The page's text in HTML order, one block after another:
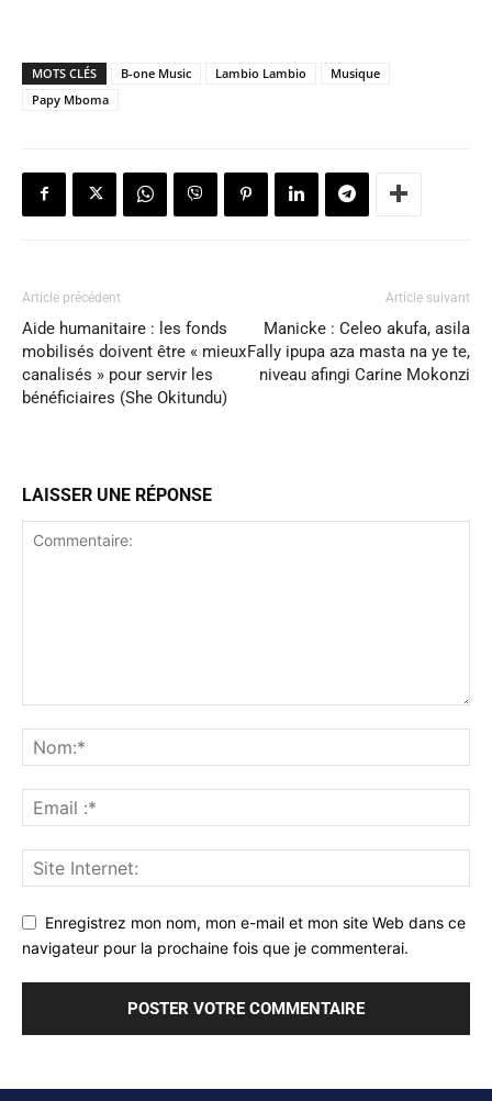
MOTS CLÉS B-one Music Lambio Lambio
Musique
Papy Mboma
Article précédent
Aide humanitaire : les fonds
mobilisés doivent être « mieux
canalisés » pour servir les
bénéficiaires (She Okitundu)
Article suivant
Manicke : Celeo akufa, asila
Fally ipupa aza masta na ye te,
niveau afingi Carine Mokonzi
LAISSER UNE RÉPONSE
Enregistrez mon nom, mon e-mail et mon site Web dans ce
navigateur pour la prochaine fois que je commenterai.